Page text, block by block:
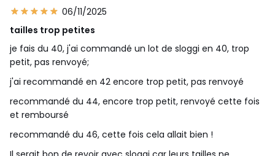
06/11/2025
tailles trop petites
je fais du 40, j'ai commandé un lot de sloggi en 40, trop
petit, pas renvoyé;
j'ai recommandé en 42 encore trop petit, pas renvoyé
recommandé du 44, encore trop petit, renvoyé cette fois
et remboursé
recommandé du 46, cette fois cela allait bien !